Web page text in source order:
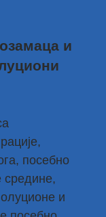
и
посебно
средине,
и